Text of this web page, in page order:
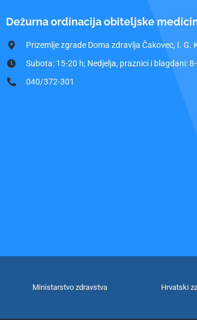
Dežurna ordinacija obiteljske
Prizemlje zgrade Doma zdravlja Čakovec, I. G.
Subota: 15-20 h; Nedjelja, praznici i blagdani:
040/372-301
Ministarstvo zdravstva Hrvatski